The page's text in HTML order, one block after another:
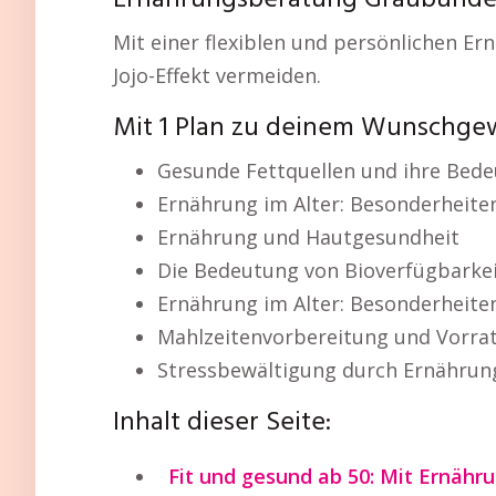
Mit einer flexiblen und persönlichen
Jojo-Effekt vermeiden.
Mit 1 Plan zu deinem
Gesunde Fettquellen und ihre
Ernährung im Alter:
Ernährung und Hautgesundheit
Die Bedeutung von
Ernährung im Alter:
Mahlzeitenvorbereitung und
Stressbewältigung durch
Inhalt dieser Seite:
Fit und gesund ab 50: Mit